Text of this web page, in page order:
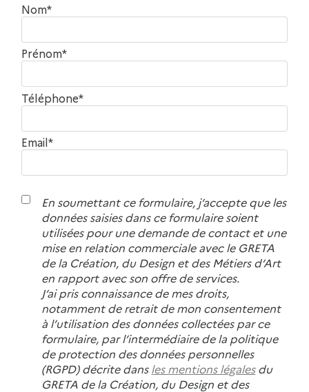
Nom*
Prénom*
Téléphone*
Email*
En soumettant ce formulaire, j’accepte que les
données saisies dans ce formulaire soient
utilisées pour une demande de contact et une
mise en relation commerciale avec le GRETA
de la Création, du Design et des Métiers d’Art
en rapport avec son offre de services.
J’ai pris connaissance de mes droits,
notamment de retrait de mon consentement
à l’utilisation des données collectées par ce
formulaire, par l’intermédiaire de la politique
de protection des données personnelles
(RGPD) décrite dansles mentions légalesdu
GRETA de la Création, du Design et des